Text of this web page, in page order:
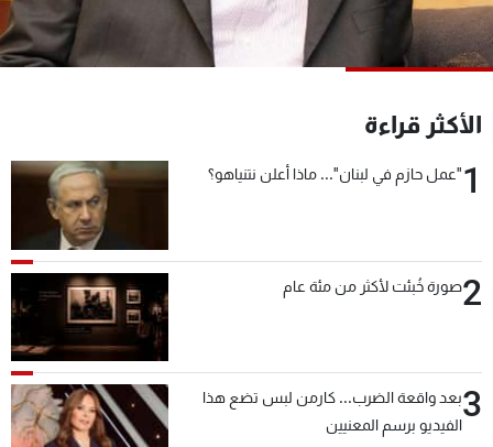
الأكثر قراءة
1"عمل حازم في لبنان"... ماذا أعلن نتنياهو؟
2صورة خُبئت لأكثر من مئة عام
3بعد واقعة الضرب... كارمن لبس تضع هذا
الفيديو برسم المعنيين
شاهد البرامج
الترددات
عن MTV
الإنـتـاج
شروط الإسـتخدام
سياسة الخصوصية